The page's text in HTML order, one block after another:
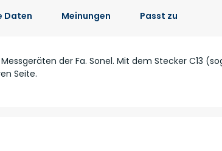
Daten Meinungen Passt zu
der Fa. Sonel. Mit dem Stecker C13
Seite.